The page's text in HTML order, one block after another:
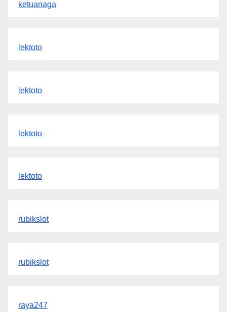
ketuanaga
lektoto
lektoto
lektoto
lektoto
rubikslot
rubikslot
raya247